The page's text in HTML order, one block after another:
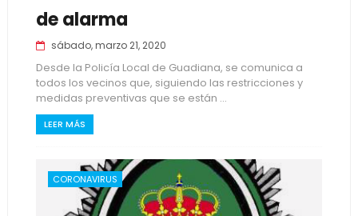
de alarma
sábado, marzo 21, 2020
Desde la Policía Local de Guadiana, se comunica a
todos los vecinos que, siguiendo las restricciones y
medidas preventivas que se están ...
LEER MÁS
CORONAVIRUS